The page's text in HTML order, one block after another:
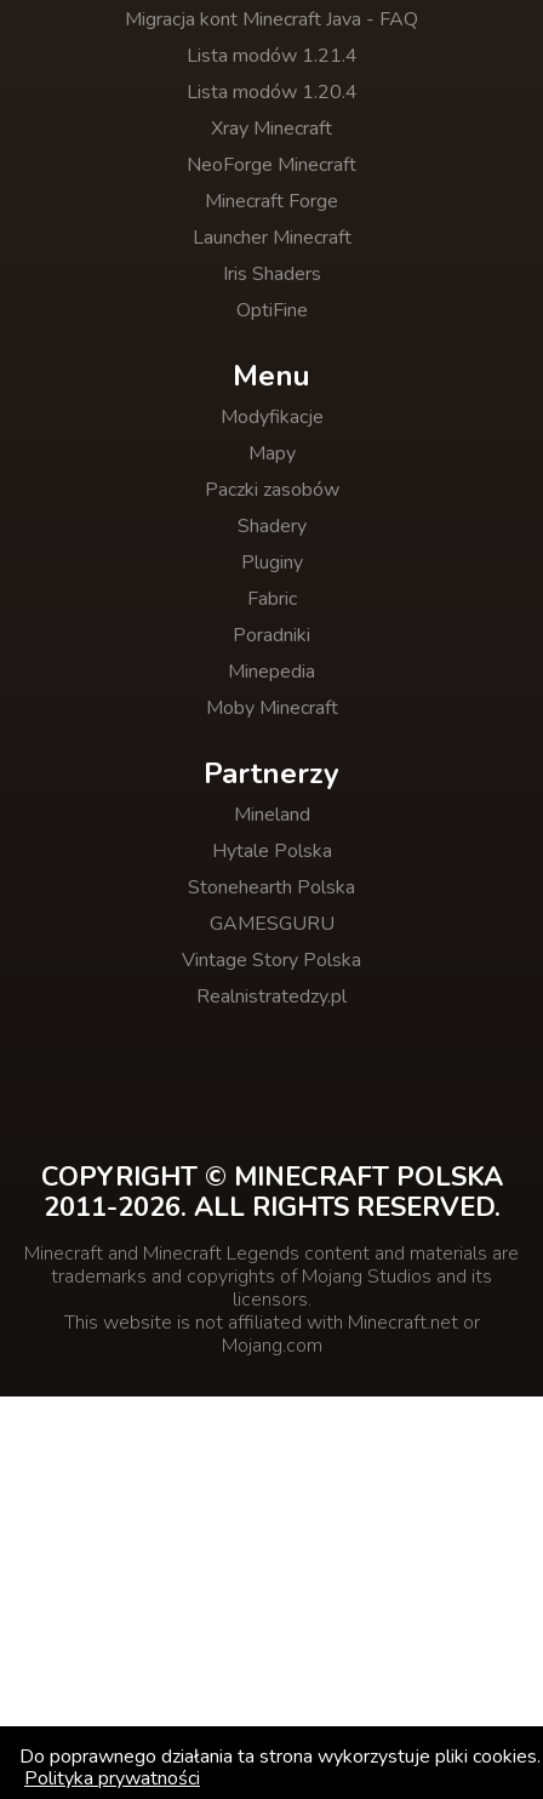
Migracja kont Minecraft Java - FAQ
Lista modów 1.21.4
Lista modów 1.20.4
Xray Minecraft
NeoForge Minecraft
Minecraft Forge
Launcher Minecraft
Iris Shaders
OptiFine
Menu
Modyfikacje
Mapy
Paczki zasobów
Shadery
Pluginy
Fabric
Poradniki
Minepedia
Moby Minecraft
Partnerzy
Mineland
Hytale Polska
Stonehearth Polska
GAMESGURU
Vintage Story Polska
Realnistratedzy.pl
COPYRIGHT © MINECRAFT POLSKA
2011-2026. ALL RIGHTS RESERVED.
Minecraft and Minecraft Legends content and materials are
trademarks and copyrights of Mojang Studios and its
licensors.
This website is not affiliated with Minecraft.net or
Mojang.com
Do poprawnego działania ta strona wykorzystuje pliki cookies.
Polityka prywatności